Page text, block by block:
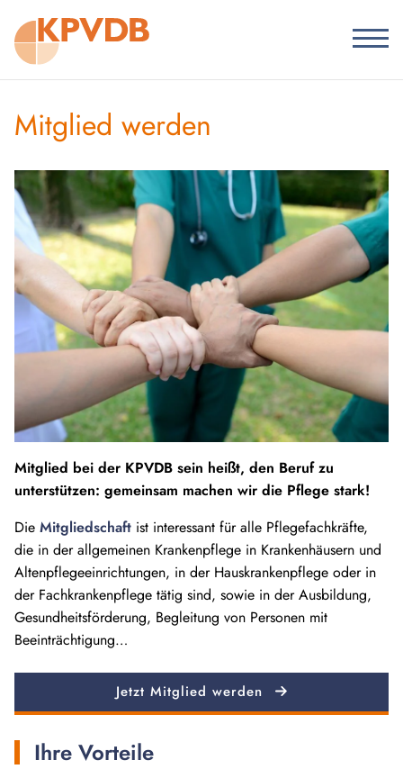
Mitglied werden
Mitglied bei der KPVDB sein heißt, den Beruf zu
unterstützen: gemeinsam machen wir die Pflege stark!
Die Mitgliedschaft ist interessant für alle Pflegefachkräfte,
die in der allgemeinen Krankenpflege in Krankenhäusern und
Altenpflegeeinrichtungen, in der Hauskrankenpflege oder in
der Fachkrankenpflege tätig sind, sowie in der Ausbildung,
Gesundheitsförderung, Begleitung von Personen mit
Beeinträchtigung…
Jetzt Mitglied werden
Ihre Vorteile